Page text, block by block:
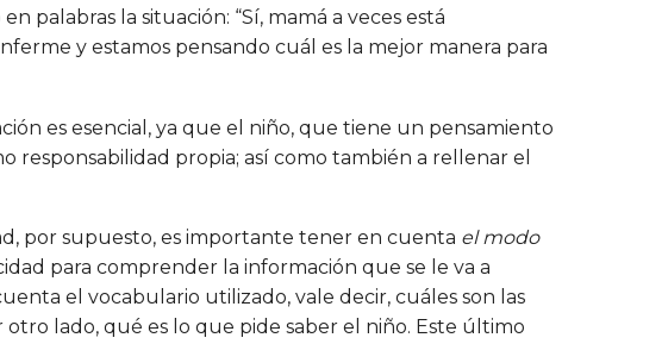
palabras la situación: “Sí, mamá a veces está
y estamos pensando cuál es la mejor manera para
es esencial, ya que el niño, que tiene un pensamiento
propia; así como también a rellenar el
por supuesto, es importante tener en cuenta el modo
para comprender la información que se le va a
el vocabulario utilizado, vale decir, cuáles son las
lado, qué es lo que pide saber el niño. Este último